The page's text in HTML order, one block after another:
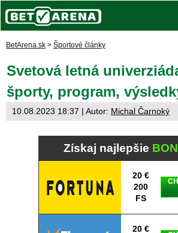
BetArena.sk > Športové články
Svetová letná
športy, program,
10.08.2023 18:37 | Autor: Michal Čarnoký
Získaj najlepšie
20 €
200
FS
20 €